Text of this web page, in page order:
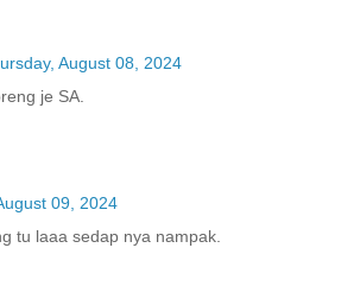
August 08, 2024
je SA.
09, 2024
tu laaa sedap nya nampak.